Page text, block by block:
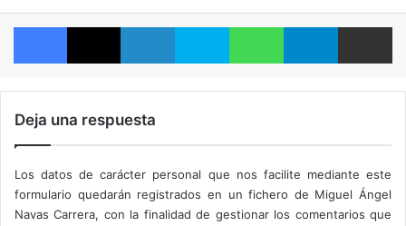
Esta CPU aún no ha sido anunciada por Intel.Los
estudios de software como la que está detrás de AIDA, así
como los fabricantes de equipos originales, tienen que
diseñar software (y hardware) con antelación a los
productos futuros, por lo que también necesitan conocer
las especificaciones y detalles con antelación. Sucede que
Facebook X LinkedIn Skype WhatsApp Telegram
Deja una respuesta
Los datos de carácter personal que nos facilite mediante este
formulario quedarán registrados en un fichero de Miguel Ángel
Navas Carrera, con la finalidad de gestionar los comentarios que